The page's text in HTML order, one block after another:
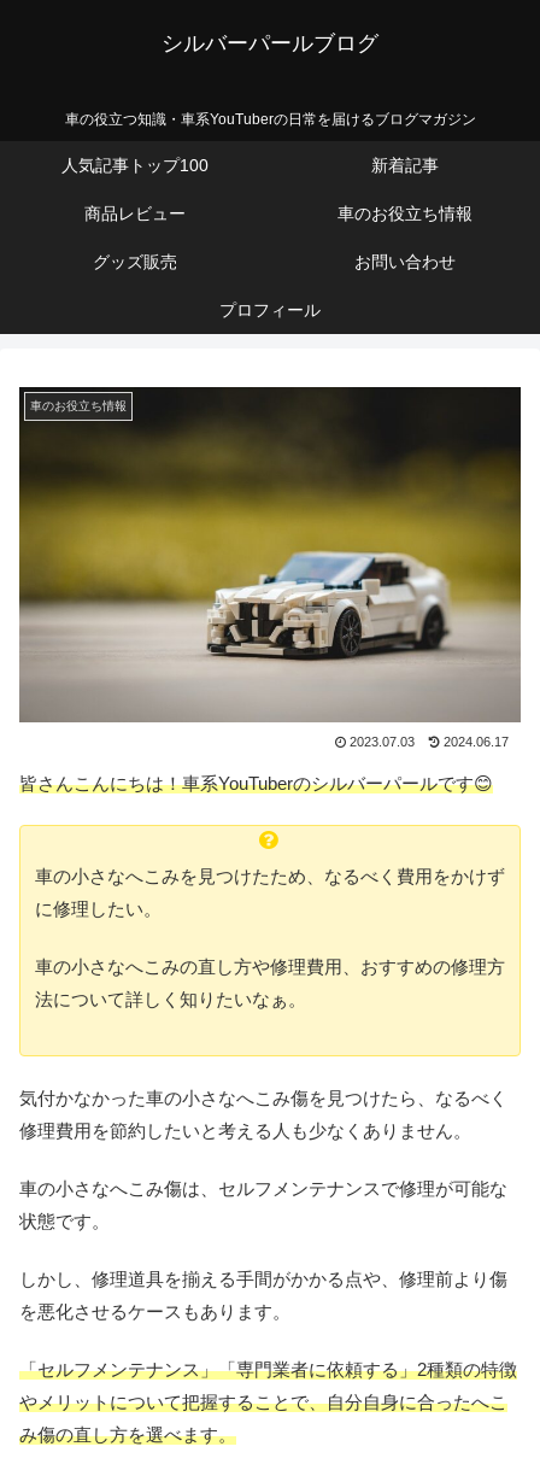
シルバーパールブログ
車の役立つ知識・車系YouTuberの日常を届けるブログマガジン
人気記事トップ100 新着記事
商品レビュー 車のお役立ち情報
グッズ販売 お問い合わせ
プロフィール
車のお役立ち情報
2023.07.03 2024.06.17
皆さんこんにちは！車系YouTuberのシルバーパールです😊
車の小さなへこみを見つけたため、なるべく費用をかけず
に修理したい。
車の小さなへこみの直し方や修理費用、おすすめの修理方
法について詳しく知りたいなぁ。
気付かなかった車の小さなへこみ傷を見つけたら、なるべく
修理費用を節約したいと考える人も少なくありません。
車の小さなへこみ傷は、セルフメンテナンスで修理が可能な
状態です。
しかし、修理道具を揃える手間がかかる点や、修理前より傷
を悪化させるケースもあります。
「セルフメンテナンス」「専門業者に依頼する」2種類の特徴
やメリットについて把握することで、自分自身に合ったへこ
み傷の直し方を選べます。